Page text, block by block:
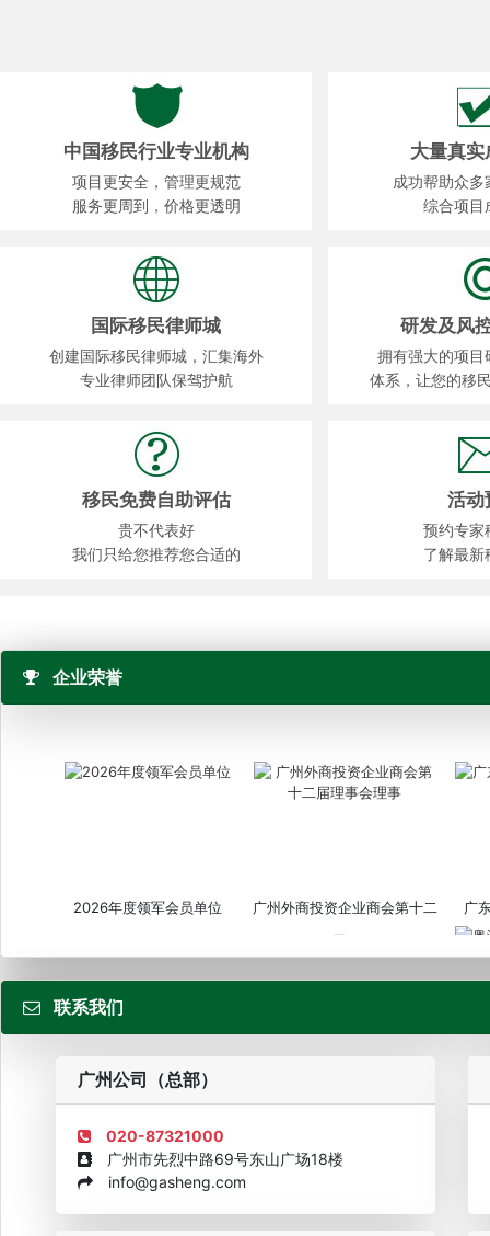
中国移民行业专业机构
项目更安全，管理更规范
服务更周到，价格更透明
大量真实
成功帮助众多
综合项目
国际移民律师城
创建国际移民律师城，汇集海外
专业律师团队保驾护航
研发及风
拥有强大的项目
体系，让您的移
移民免费自助评估
贵不代表好
我们只给您推荐您合适的
活动
预约专家
了解最新
企业荣誉
2026年度领军会员单位
广州外商投资企业商会第十二
届...
广
联系我们
广州公司（总部）
020-87321000
广州市先烈中路69号东山广场18楼
info@gasheng.com